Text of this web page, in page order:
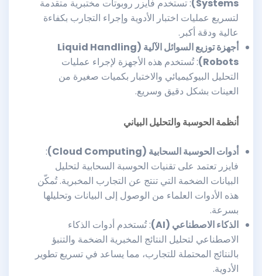
Systems) : تستخدم فايزر روبوتات مختبرية متقدمة
لتسريع عمليات اختبار الأدوية وإجراء التجارب بكفاءة
عالية ودقة أكبر.
أجهزة توزيع السوائل الآلية (Liquid Handling
Robots) : تُستخدم هذه الأجهزة لإجراء عمليات
التحليل البيوكيميائي والاختبار بكميات صغيرة من
العينات بشكل دقيق وسريع.
أنظمة الحوسبة والتحليل البياني
أدوات الحوسبة السحابية (Cloud Computing)
:
فايزر تعتمد على تقنيات الحوسبة السحابية لتحليل
البيانات الضخمة التي تنتج عن التجارب المخبرية. تُمكّن
هذه الأدوات العلماء من الوصول إلى البيانات وتحليلها
بسرعة.
الذكاء الاصطناعي (AI)
: تُستخدم أدوات الذكاء
الاصطناعي لتحليل النتائج المخبرية الضخمة والتنبؤ
بالنتائج المحتملة للتجارب، مما يساعد في تسريع تطوير
الأدوية.